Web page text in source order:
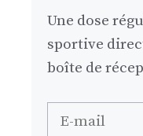
Une dose
sportive
boîte de